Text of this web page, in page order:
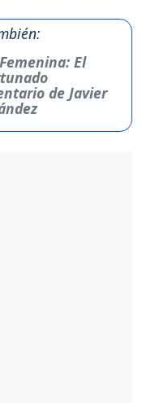
El
de Javier